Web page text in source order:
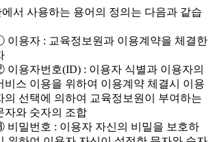
에서 사용하는 용어의 정의는 다음과 같습
이용자 : 교육정보원과 이용계약을 체결한
이용자번호(ID) : 이용자 식별과 이용자의
비스 이용을 위하여 이용계약 체결시 이용
의 선택에 의하여 교육정보원이 부여하는
자와 숫자의 조합
비밀번호 : 이용자 자신의 비밀을 보호하